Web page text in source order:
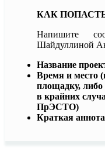
КАК
Напишите
Шайдуллиной
Название
Время и место
площадку,
в крайних
ПрЭСТО)
Краткая